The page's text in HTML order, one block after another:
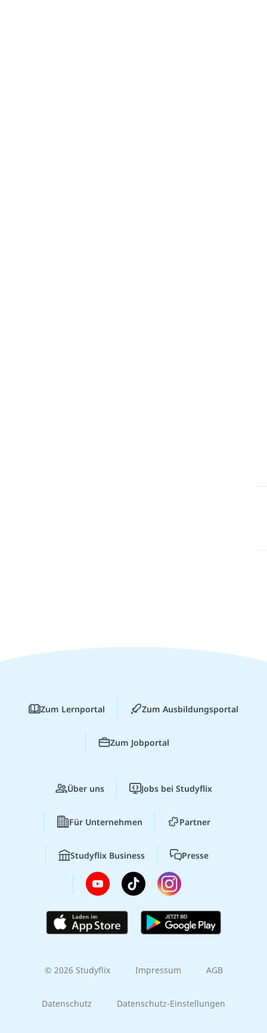
Zum Lernportal Zum Ausbildungsportal
Zum Jobportal
Über uns Jobs bei Studyflix
Für Unternehmen Partner
Studyflix Business Presse
© 2026 Studyflix Impressum AGB
Datenschutz Datenschutz-Einstellungen